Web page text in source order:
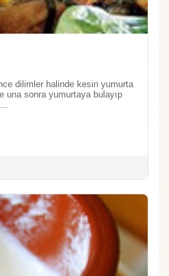
dilimler halinde kesin yumurta
una sonra yumurtaya bulayıp